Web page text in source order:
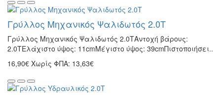
Γρύλλος Μηχανικός Ψαλιδωτός 2.0T
Γρύλλος Μηχανικός Ψαλιδωτός 2.0TΑντοχή βάρους:
2.0TΕλάχιστο ύψος: 11cmΜέγιστο ύψος: 39cmΠιστοποιήσει..
16,90€ Χωρίς ΦΠΑ: 13,63€